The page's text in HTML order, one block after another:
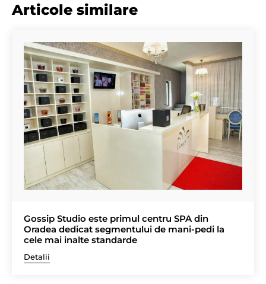
Articole similare
Gossip Studio este primul centru SPA din
Oradea dedicat segmentului de mani-pedi la
cele mai inalte standarde
Detalii